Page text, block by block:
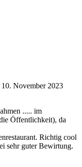
10. November 2023
..... im
Öffentlichkeit), da
Richtig cool
sehr guter Bewirtung.